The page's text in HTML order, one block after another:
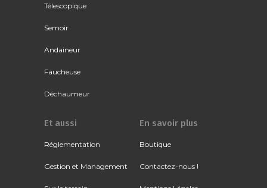
Télescopique
Semoir
Andaineur
Faucheuse
Déchaumeur
Et aussi
Réglementation
Gestion et Management
En savoir plus
Boutique
Contactez-nous !